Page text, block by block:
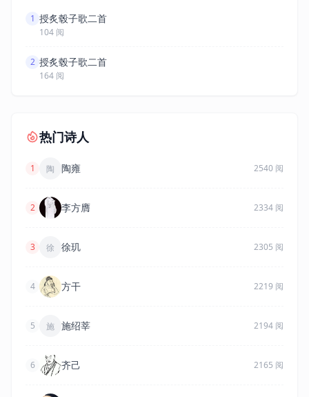
1 授炙毂子歌二首
104 阅
2 授炙毂子歌二首
164 阅
热门诗人
1 陶 陶雍 2540 阅
2 李方膺 2334 阅
3 徐 徐玑 2305 阅
4 方干 2219 阅
5 施 施绍莘 2194 阅
6 齐己 2165 阅